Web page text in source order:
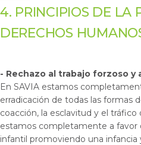
4. PRINCIPIOS DE LA
DERECHOS
- Rechazo al trabajo forzoso y
En SAVIA estamos
erradicación de todas las formas
coacción, la esclavitud y el tráfico
estamos completamente a favor
infantil promoviendo una infancia